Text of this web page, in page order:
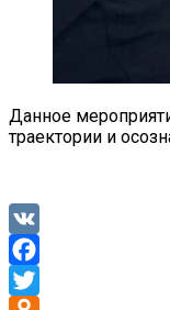
Данное
траектории и
VK
Facebook